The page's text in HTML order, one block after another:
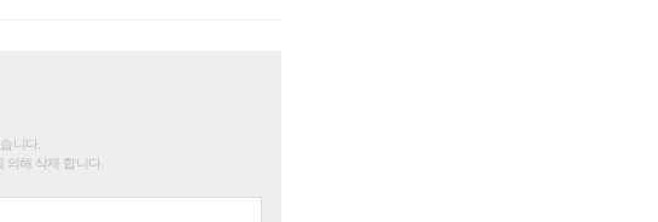
니다.
의해 삭제 합니다.